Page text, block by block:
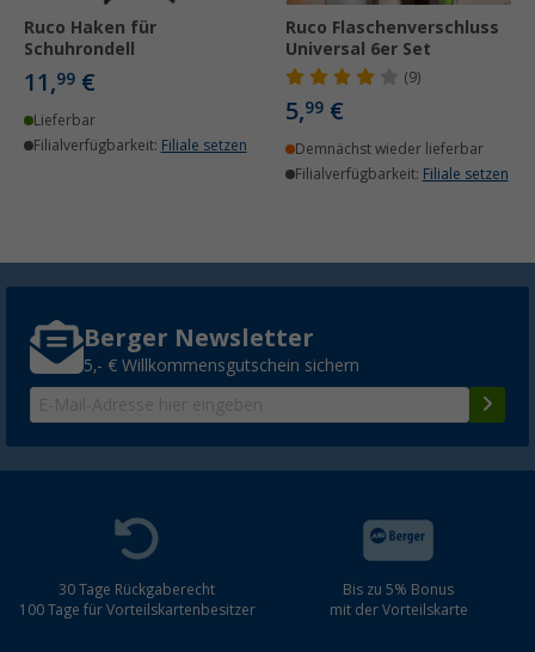
Ruco Haken für
Schuhrondell
11,99 €
Lieferbar
Filialverfügbarkeit: Filiale setzen
Ruco Flaschenverschluss
Universal 6er Set
(9)
5,99 €
Demnächst wieder lieferbar
Filialverfügbarkeit: Filiale setzen
Berger Newsletter
5,- € Willkommensgutschein sichern
30 Tage Rückgaberecht
100 Tage für Vorteilskartenbesitzer
Bis zu 5% Bonus
mit der Vorteilskarte